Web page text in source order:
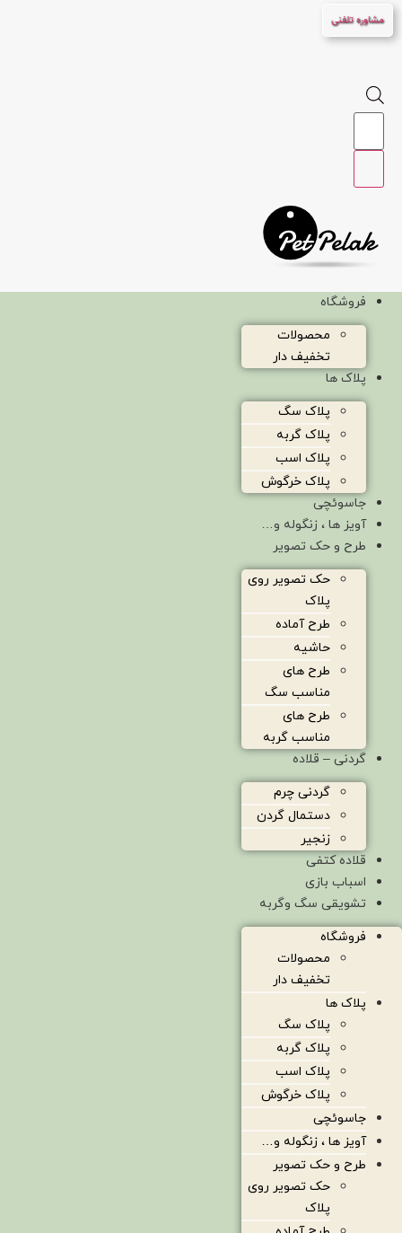
پرش
به
مشاوره تلفنی
Products
فروشگاه
محصولات
تخفیف دار
پلاک ها
پلاک سگ
پلاک گربه
پلاک اسب
پلاک خرگوش
جاسوئچی
آویز ها ، زنگوله و…
طرح و حک تصویر
حک تصویر روی
پلاک
طرح آماده
حاشیه
طرح های
مناسب سگ
طرح های
مناسب گربه
گردنی – قلاده
گردنی چرم
دستمال گردن
زنجیر
قلاده کتفی
اسباب بازی
تشویقی سگ وگربه
فروشگاه
محصولات
تخفیف دار
پلاک ها
پلاک سگ
پلاک گربه
پلاک اسب
پلاک خرگوش
جاسوئچی
آویز ها ، زنگوله و…
طرح و حک تصویر
حک تصویر روی
پلاک